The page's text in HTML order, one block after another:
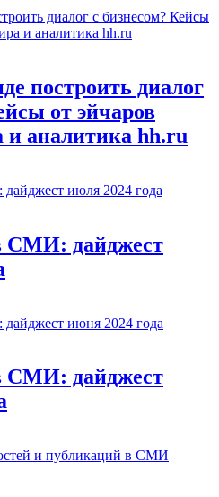
построить диалог
от эйчаров
и аналитика hh.ru
СМИ: дайджест
СМИ: дайджест